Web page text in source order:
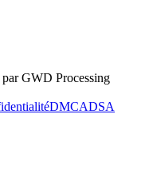
GWD Processing
DMCADSA